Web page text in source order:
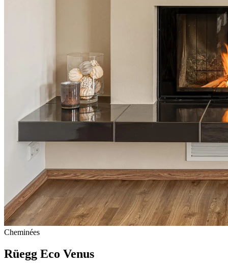
Cheminées
Rüegg Eco Venus